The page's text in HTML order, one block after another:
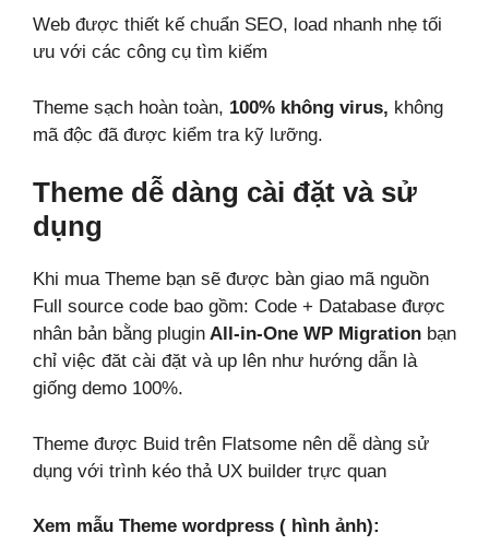
Web được thiết kế chuẩn SEO, load nhanh nhẹ tối
ưu với các công cụ tìm kiếm
Theme sạch hoàn toàn, 100% không virus, không
mã độc đã được kiểm tra kỹ lưỡng.
Theme dễ dàng cài đặt và sử
dụng
Khi mua Theme bạn sẽ được bàn giao mã nguồn
Full source code bao gồm: Code + Database được
nhân bản bằng plugin All-in-One WP Migration bạn
chỉ việc đăt cài đặt và up lên như hướng dẫn là
giống demo 100%.
Theme được Buid trên Flatsome nên dễ dàng sử
dụng với trình kéo thả UX builder trực quan
Xem mẫu Theme wordpress ( hình ảnh):